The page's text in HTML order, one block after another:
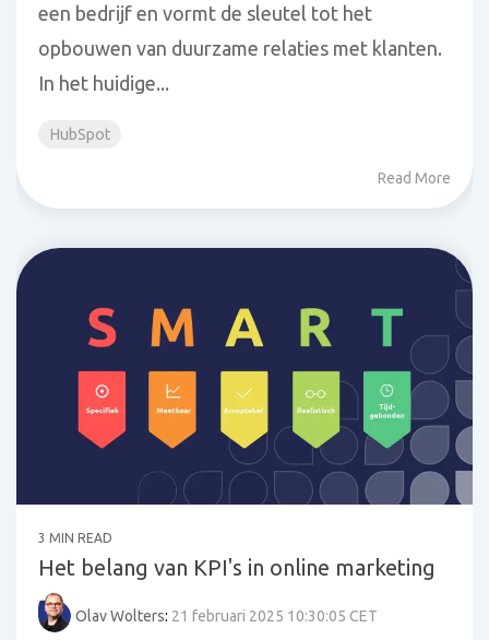
een bedrijf en vormt de sleutel tot het
opbouwen van duurzame relaties met klanten.
In het huidige...
HubSpot
Read More
3 MIN READ
Het belang van KPI's in online marketing
Olav Wolters: 21 februari 2025 10:30:05 CET